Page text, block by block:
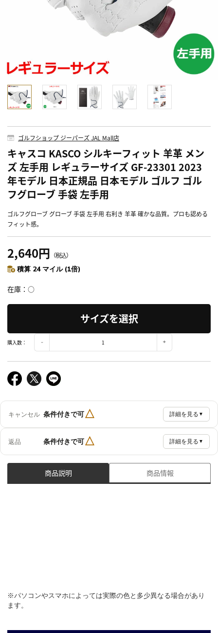
ゴルフショップ ジーパーズ JAL Mall店
キャスコ KASCO シルキーフィット 羊革 メン
ズ 左手用 レギュラーサイズ GF-23301 2023
年モデル 日本正規品 日本モデル ゴルフ ゴル
フグローブ 手袋 左手用
ゴルフグローブ グローブ 手袋 左手用 右利き 羊革 確かな品質。プロも認める
フィット感。
2,640円 （税込）
積算 24 マイル (1倍)
在庫 ○
サイズを選択
購入数：
キャンセル 条件付きで可△ 詳細を見る ▼
返品 条件付きで可△ 詳細を見る ▼
商品説明 商品情報
※パソコンやスマホによっては実際の色と多少異なる場合があり
ます。